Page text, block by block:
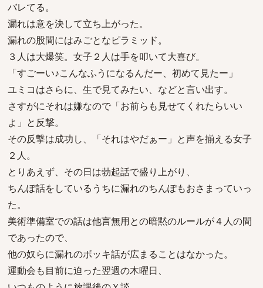
バレてる。
漏れは意を決して立ち上がった。
漏れの股間にはみごとなピラミッド。
３人は大爆笑。女子２人は手を叩いて大喜び。
「すごーい♪こんなふうになるんだー、初めて見たー」
ユミコはさらに、生で見てみたい、などと言い出す。
さすがにそれは嫌なので「お前らも見せてくれたらいい
よ」と反撃。
その反撃は成功し、「それはやだぁー」と声を揃える女子
２人。
とりあえず、その日は勃起話で盛り上がり、
ちんぽ話をしているうちに漏れのちんぽもおさまっていっ
た。
美術準備室での話は他言無用との暗黙のルールが４人の間
であったので、
他の奴らに漏れのボッキ話が広まることはなかった。
運動会も目前に迫った翌週の木曜日、